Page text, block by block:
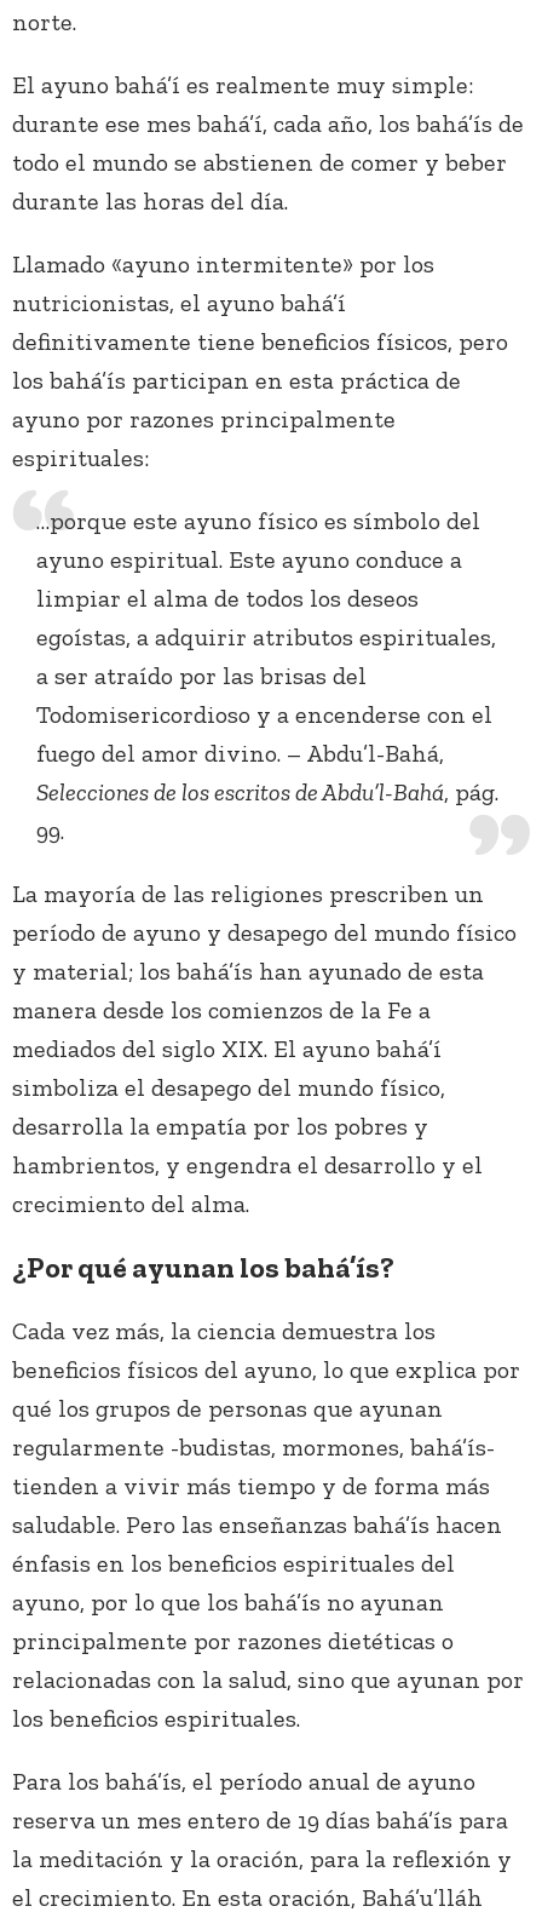
norte.
El ayuno bahá’í es realmente muy simple:
durante ese mes bahá’í, cada año, los bahá’ís de
todo el mundo se abstienen de comer y beber
durante las horas del día.
Llamado «ayuno intermitente» por los
nutricionistas, el ayuno bahá’í
definitivamente tiene beneficios físicos, pero
los bahá’ís participan en esta práctica de
ayuno por razones principalmente
espirituales:
…porque este ayuno físico es símbolo del
ayuno espiritual. Este ayuno conduce a
limpiar el alma de todos los deseos
egoístas, a adquirir atributos espirituales,
a ser atraído por las brisas del
Todomisericordioso y a encenderse con el
fuego del amor divino. – Abdu’l-Bahá,
Selecciones de los escritos de Abdu’l-Bahá, pág.
99.
La mayoría de las religiones prescriben un
período de ayuno y desapego del mundo físico
y material; los bahá’ís han ayunado de esta
manera desde los comienzos de la Fe a
mediados del siglo XIX. El ayuno bahá’í
simboliza el desapego del mundo físico,
desarrolla la empatía por los pobres y
hambrientos, y engendra el desarrollo y el
crecimiento del alma.
¿Por qué ayunan los bahá’ís?
Cada vez más, la ciencia demuestra los
beneficios físicos del ayuno, lo que explica por
qué los grupos de personas que ayunan
regularmente -budistas, mormones, bahá’ís-
tienden a vivir más tiempo y de forma más
saludable. Pero las enseñanzas bahá’ís hacen
énfasis en los beneficios espirituales del
ayuno, por lo que los bahá’ís no ayunan
principalmente por razones dietéticas o
relacionadas con la salud, sino que ayunan por
los beneficios espirituales.
Para los bahá’ís, el período anual de ayuno
reserva un mes entero de 19 días bahá’ís para
la meditación y la oración, para la reflexión y
el crecimiento. En esta oración, Bahá’u’lláh